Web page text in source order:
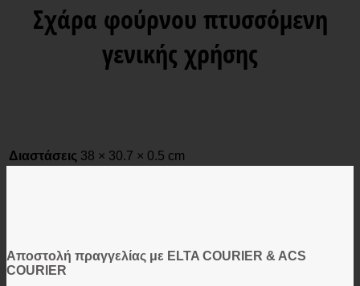
Σχάρα φούρνου πτυσσόμενη
γενικής χρήσης
Διαστάσεις 38 × 30.7 × 0.5 cm
Αποστολή πραγγελίας με ELTA COURIER & ACS
COURIER